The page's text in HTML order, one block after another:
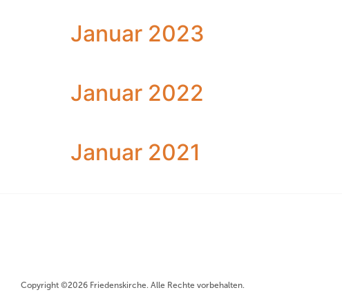
Januar 2023
Januar 2022
Januar 2021
Copyright ©2026 Friedenskirche. Alle Rechte vorbehalten.